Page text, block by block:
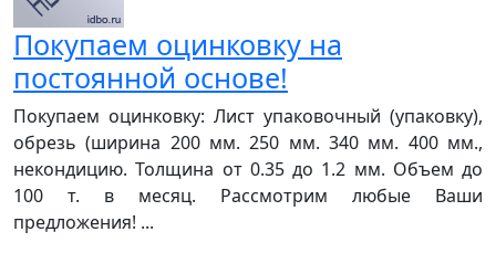
Покупаем оцинковку на
постоянной основе!
Покупаем оцинковку: Лист упаковочный (упаковку),
обрезь (ширина 200 мм. 250 мм. 340 мм. 400 мм.,
некондицию. Толщина от 0.35 до 1.2 мм. Объем до
100 т. в месяц. Рассмотрим любые Ваши
предложения! ...